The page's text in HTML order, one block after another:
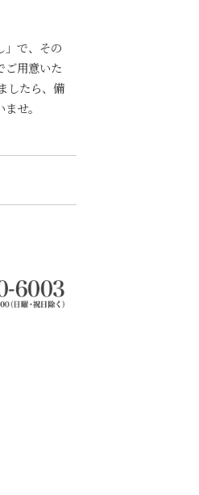
」で、その
ご用意いた
したら、備
せ。